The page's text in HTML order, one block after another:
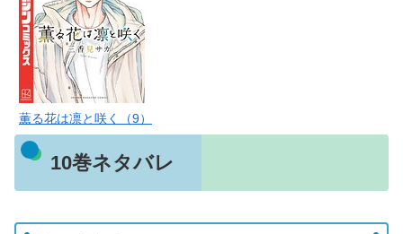
薫る花は凛と咲く（9）
10巻ネタバレ